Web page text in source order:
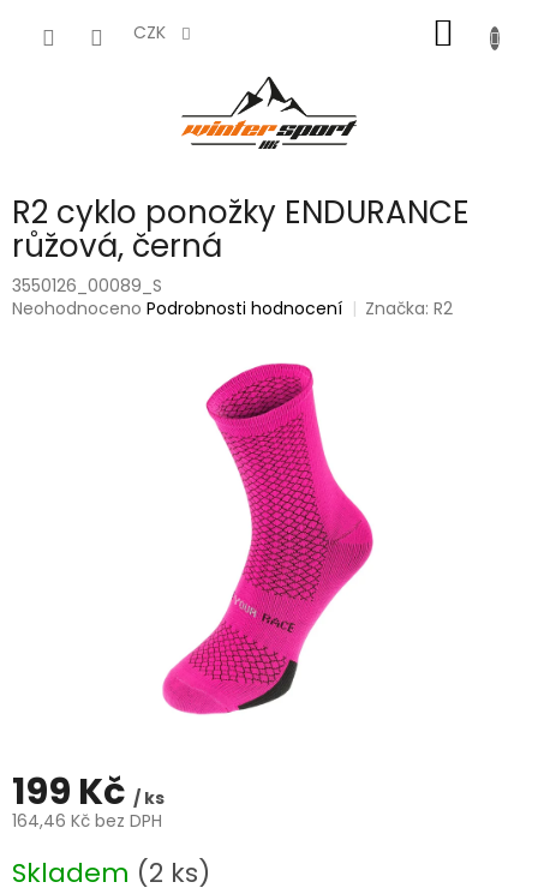
CZK
KOŠÍK
R2 cyklo ponožky ENDURANCE
růžová, černá
3550126_00089_S
Průměrné
Neohodnoceno Podrobnosti hodnocení Značka:R2
199 Kč / ks
164,46 Kč bez DPH
cena:
Skladem (2 ks)